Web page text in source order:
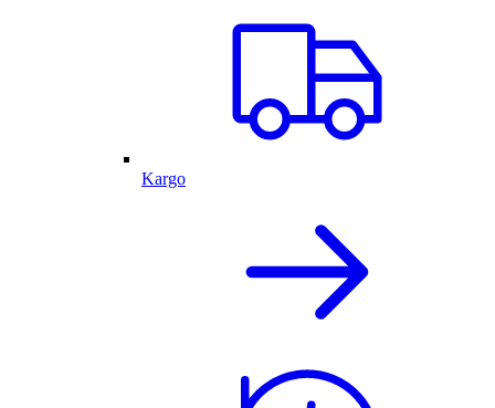
Kargo